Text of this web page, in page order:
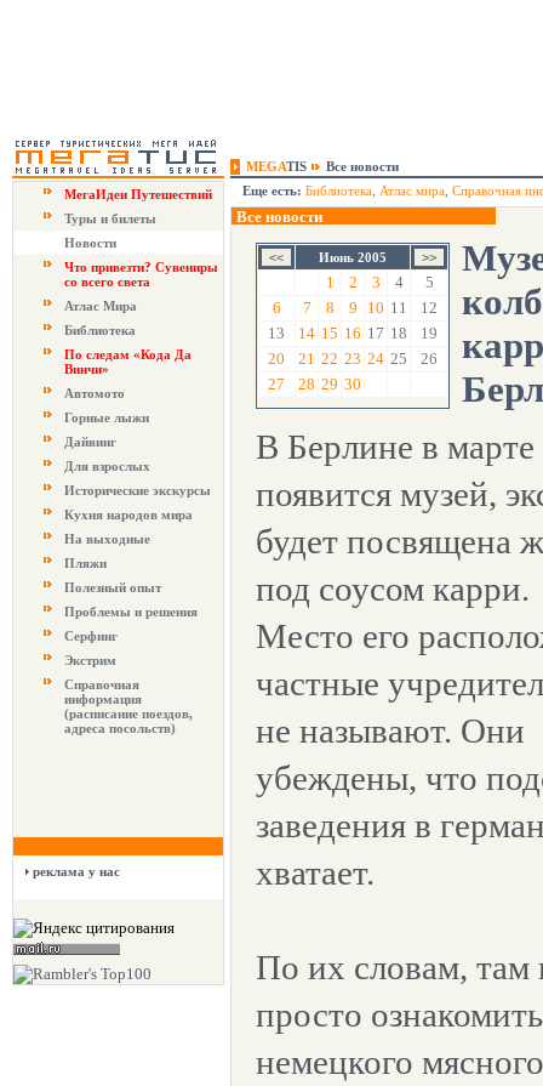
MEGATIS
Все новости
МегаИдеи Путешествий
Туры и билеты
Новости
Что привезти? Сувениры
со всего света
Атлас Мира
Библиотека
По следам «Кода Да
Винчи»
Автомото
Горные лыжи
Дайвинг
Для взрослых
Исторические экскурсы
Кухня народов мира
На выходные
Пляжи
Полезный опыт
Проблемы и решения
Серфинг
Экстрим
Справочная
информация
(расписание поездов,
адреса посольств)
реклама у нас
Еще есть: Библиотека Атлас мира Справочная
Все новости
Июнь 2005
1 2 3 4
5
6
7 8 9 10 11
12
13
14 15 16 17 18
19
20
21 22 23 24 25
26
27
28 29 30
В Берлине в марте
появится музей,
будет посвящена
под соусом карри.
Место его
частные
не называют. Они
убеждены, что
заведения в
хватает.
По их словам, там
просто
немецкого